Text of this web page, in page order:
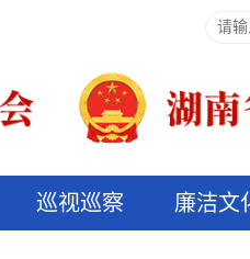
巡视巡察 廉洁文